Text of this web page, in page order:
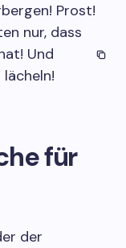
Prost!
nur, dass
Und
für
der